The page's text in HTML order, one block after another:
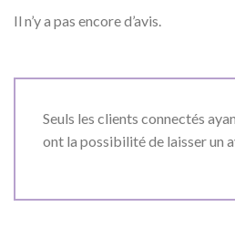
Il n’y a pas encore d’avis.
Seuls les clients connectés
ont la possibilité de laisser un